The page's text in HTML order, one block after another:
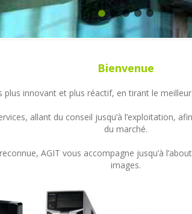
Bienvenue
plus innovant et plus réactif, en tirant le
allant du conseil jusqu’à l’exploitation,
du marché.
AGIT vous accompagne jusqu’à
images.